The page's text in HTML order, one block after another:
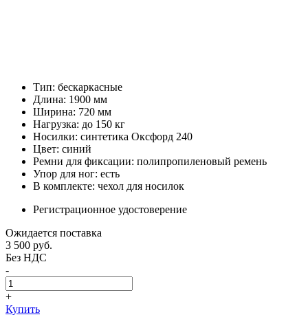
Тип: бескаркасные
Длина: 1900 мм
Ширина: 720 мм
Нагрузка: до 150 кг
Носилки: синтетика Оксфорд 240
Цвет: синий
Ремни для фиксации: полипропиленовый ремень
Упор для ног: есть
В комплекте: чехол для носилок
Регистрационное удостоверение
Ожидается поставка
3 500 руб.
Без НДС
-
+
Купить